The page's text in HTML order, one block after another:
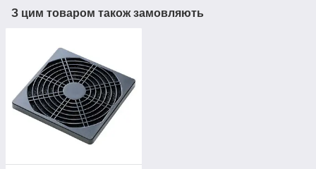
З цим товаром також замовляють